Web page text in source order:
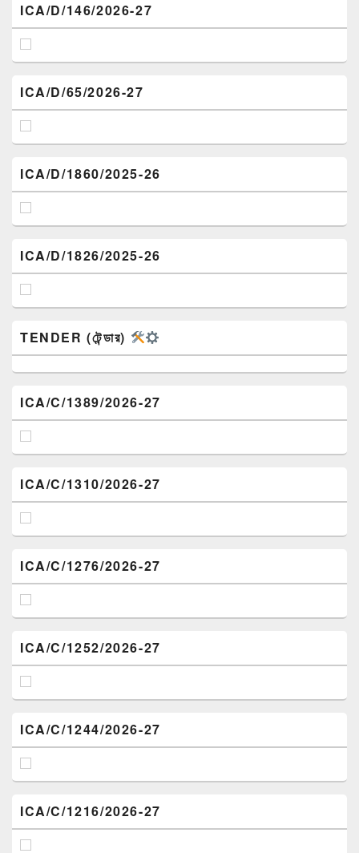
ICA/D/146/2026-27
ICA/D/65/2026-27
ICA/D/1860/2025-26
ICA/D/1826/2025-26
TENDER (টেন্ডার)
ICA/C/1389/2026-27
ICA/C/1310/2026-27
ICA/C/1276/2026-27
ICA/C/1252/2026-27
ICA/C/1244/2026-27
ICA/C/1216/2026-27